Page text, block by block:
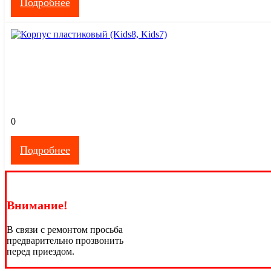
Подробнее
0
Подробнее
Внимание!
В связи с ремонтом просьба
предварительно прозвонить
перед приездом.